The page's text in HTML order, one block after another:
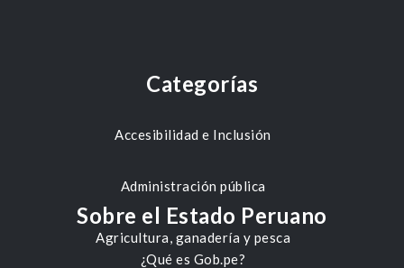
Categorías
Accesibilidad e Inclusión
Administración pública
Agricultura, ganadería y pesca
Sobre el Estado Peruano
¿Qué es Gob.pe?